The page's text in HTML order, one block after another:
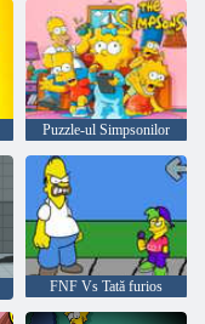
Puzzle-ul Simpsonilor
FNF Vs Tată furios